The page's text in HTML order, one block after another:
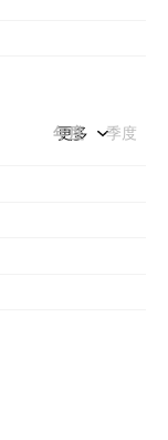
年度 季度
更多